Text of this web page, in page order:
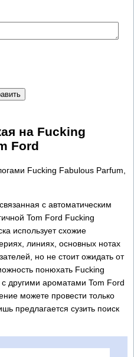
на Fucking
Ford
Fucking Fabulous Parfum,
с автоматическим
Tom Ford Fucking
использует схожие
линиях, основных нотах
но не стоит ожидать от
понюхать Fucking
другими ароматами Tom Ford
можете провести только
предлагается сузить поиск